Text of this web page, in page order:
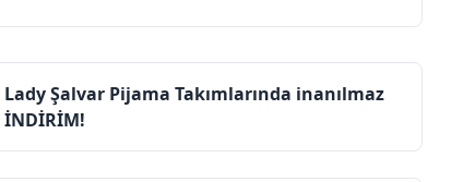
Lady Şalvar Pijama Takımlarında inanılmaz
İNDİRİM!